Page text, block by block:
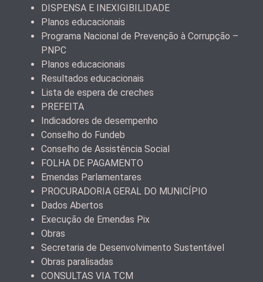
DISPENSA E INEXIGIBILIDADE
Planos educacionais
Programa Nacional de Prevenção à Corrupção –
PNPC
Planos educacionais
Resultados educacionais
Lista de espera de creches
PREFEITA
Indicadores de desempenho
Conselho do Fundeb
Conselho de Assistência Social
FOLHA DE PAGAMENTO
Emendas Parlamentares
PROCURADORIA GERAL DO MUNICÍPIO
Dados Abertos
Execução de Emendas Pix
Obras
Secretaria de Desenvolvimento Sustentável
Obras paralisadas
CONSULTAS VIA TCM